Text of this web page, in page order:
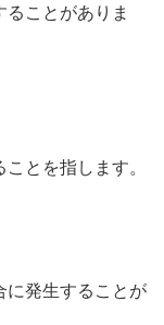
ことがありま
とを指します。
に発生することが